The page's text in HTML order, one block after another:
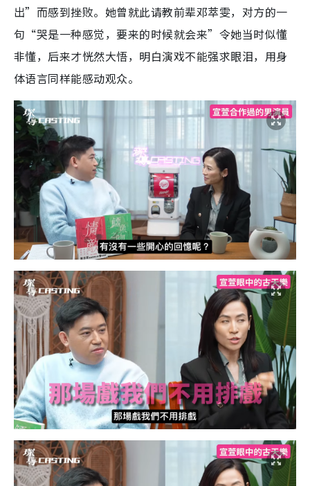
出”而感到挫败。她曾就此请教前辈邓萃雯，对方的一
句“哭是一种感觉，要来的时候就会来”令她当时似懂
非懂，后来才恍然大悟，明白演戏不能强求眼泪，用身
体语言同样能感动观众。